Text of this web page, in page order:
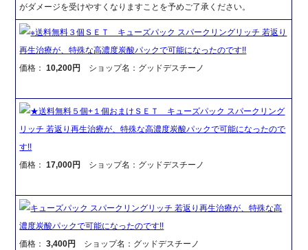
がダメージを受けやすくなりますことを予めご了承ください。
※送料無料３個ＳＥＴ キューズパック スパークリングリッチ 若返り
再生治療が、特殊な高濃度炭酸パックで可能になったのです!!
価格：10,200円 ショップ名：グッドデスチーノ
★送料無料５個+１個おまけＳＥＴ キューズパック スパークリング
リッチ 若返り再生治療が、特殊な高濃度炭酸パックで可能になったので
す!!
価格：17,000円 ショップ名：グッドデスチーノ
キューズパック スパークリングリッチ 若返り再生治療が、特殊な高
濃度炭酸パックで可能になったのです!!
価格：3,400円 ショップ名：グッドデスチーノ